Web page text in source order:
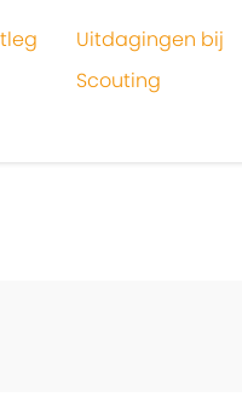
Uitdagingen bij
Scouting